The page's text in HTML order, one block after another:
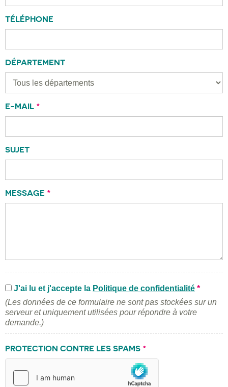
TÉLÉPHONE
DÉPARTEMENT
E-MAIL *
SUJET
MESSAGE *
J'ai lu et j'accepte la Politique de confidentialité *
(Les données de ce formulaire ne sont pas stockées sur un
serveur et uniquement utilisées pour répondre à votre
demande.)
PROTECTION CONTRE LES SPAMS *